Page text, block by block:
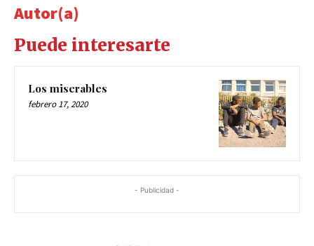
Autor(a)
Puede interesarte
Los miserables
febrero 17, 2020
- Publicidad -